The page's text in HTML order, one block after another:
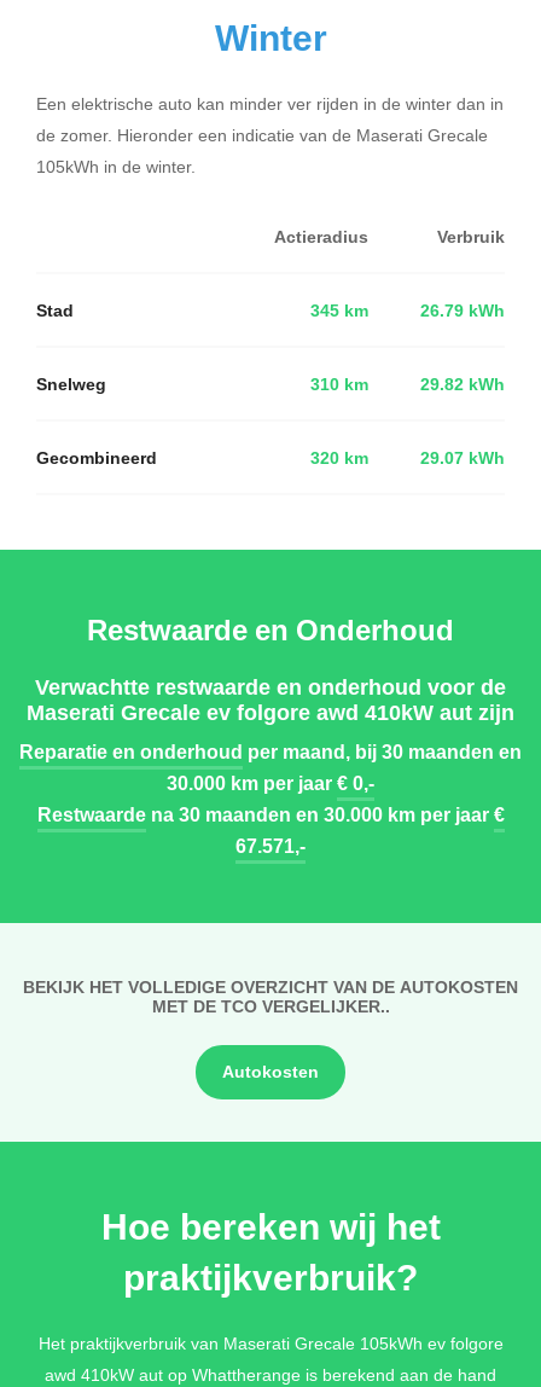
Winter
Een elektrische auto kan minder ver rijden in de winter dan in
de zomer. Hieronder een indicatie van de Maserati Grecale
105kWh in de winter.
Actieradius Verbruik
Stad 345 km 26.79 kWh
Snelweg 310 km 29.82 kWh
Gecombineerd 320 km 29.07 kWh
Restwaarde en Onderhoud
Verwachtte restwaarde en onderhoud voor de
Maserati Grecale ev folgore awd 410kW aut zijn
Reparatie en onderhoud per maand, bij 30 maanden en
30.000 km per jaar€ 0,-
Restwaardena 30 maanden en 30.000 km per jaar€
67.571,-
BEKIJK HET VOLLEDIGE OVERZICHT VAN DE AUTOKOSTEN
MET DE TCO VERGELIJKER..
Autokosten
Hoe bereken wij het
praktijkverbruik?
Het praktijkverbruik van Maserati Grecale 105kWh ev folgore
awd 410kW aut op Whattherange is berekend aan de hand